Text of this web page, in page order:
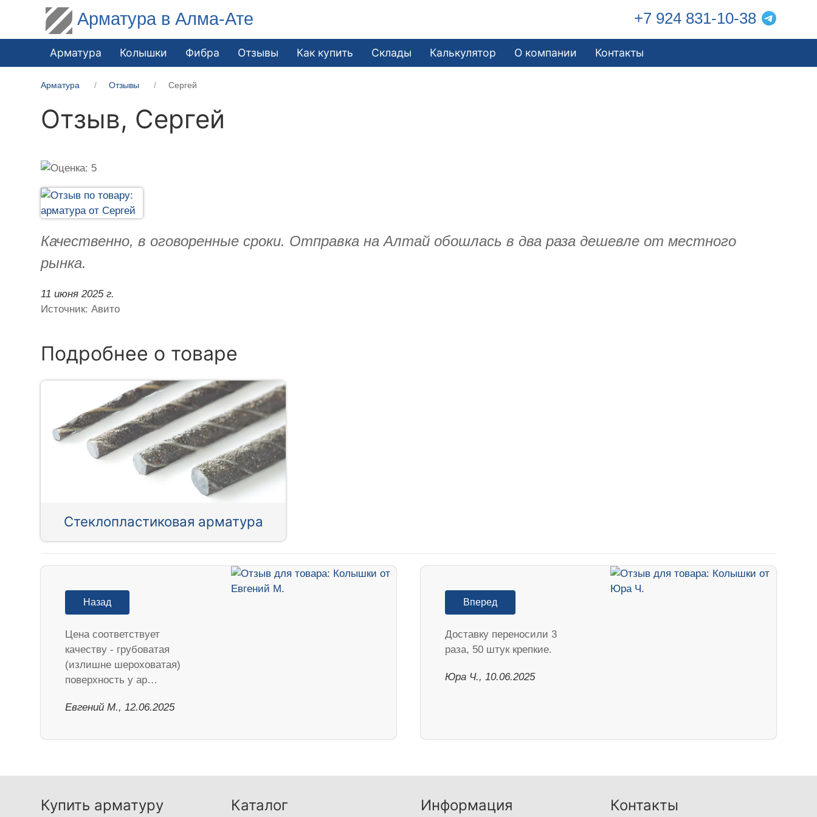
Арматура в Алма-Ате +7 924 831-10-38
Арматура Колышки Фибра Отзывы Как купить Склады Калькулятор О компании Контакты
Арматура Отзывы Сергей
Отзыв, Сергей
Качественно, в оговоренные сроки. Отправка на Алтай обошлась в два раза дешевле от местного
рынка.
11 июня 2025 г.
Источник: Авито
Подробнее о товаре
Стеклопластиковая арматура
Назад
Цена соответствует
качеству - грубоватая
(излишне шероховатая)
поверхность у ар…
Евгений М., 12.06.2025
Вперед
Доставку переносили 3
раза, 50 штук крепкие.
Юра Ч., 10.06.2025
Купить арматуру Каталог Информация Контакты